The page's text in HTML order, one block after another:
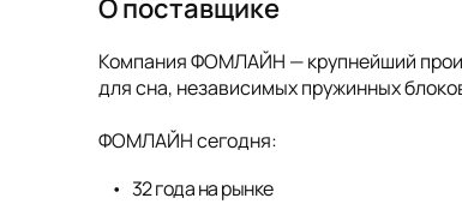
О поставщике
Компания ФОМЛАЙН — крупнейший
для сна, независимых пружинных
ФОМЛАЙН сегодня:
32 года на рынке